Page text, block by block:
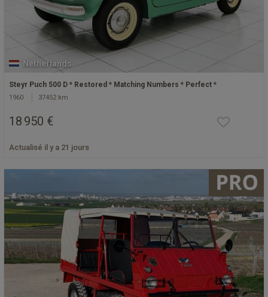
Netherlands
Steyr Puch 500 D * Restored * Matching Numbers * Perfect *
1960 37452 km
18 950 €
Actualisé il y a 21 jours